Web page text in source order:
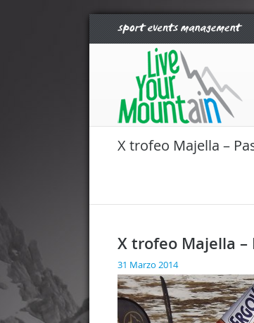
X trofeo Majella –
X trofeo Majella –
31 Marzo 2014